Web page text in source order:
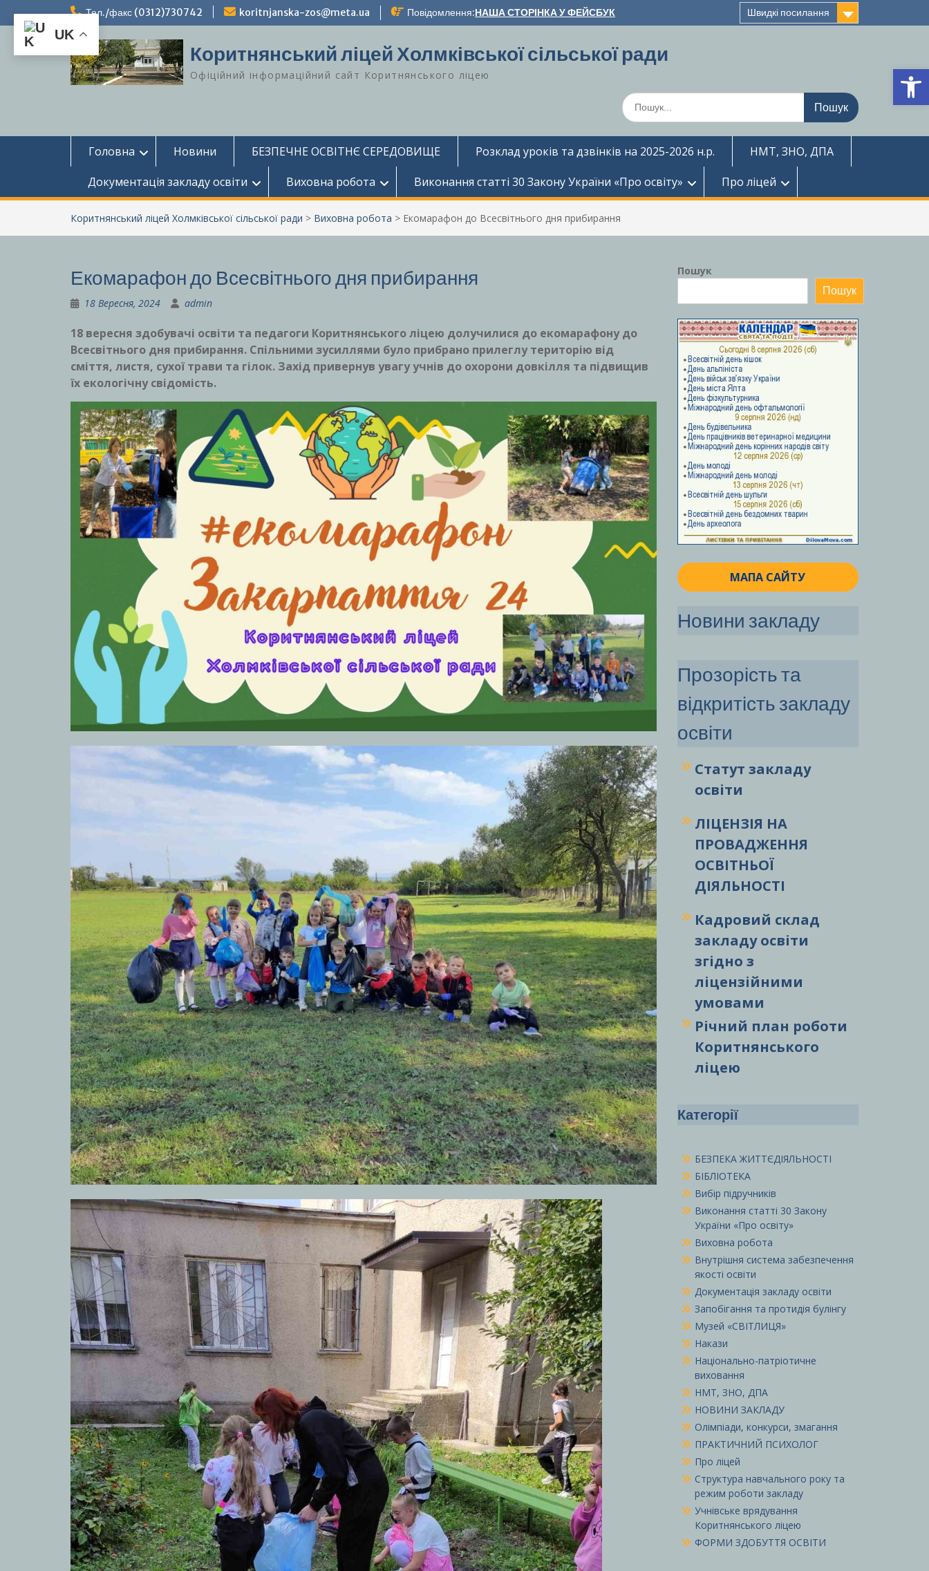
вмісту
Тел./факс (0312)730742 koritnjanska-zos@meta.ua Повідомлення:НАША СТОРІНКА У ФЕЙСБУК Швидкі посилання
Коритнянський ліцей Холмківської сільської ради
Офіційний інформаційний сайт Коритнянського ліцею
Шукати:
Головна Новини БЕЗПЕЧНЕ ОСВІТНЄ СЕРЕДОВИЩЕ Розклад уроків та дзвінків на 2025-2026 н.р.
НМТ, ЗНО, ДПА
Документація закладу освіти
Виховна робота Виконання статті 30 Закону України «Про освіту» Про ліцей
Коритнянський ліцей Холмківської сільської ради > Виховна робота > Екомарафон до Всесвітнього дня прибирання
Екомарафон до Всесвітнього дня прибирання
18 Вересня, 2024 admin
18 вересня здобувачі освіти та педагоги Коритнянського ліцею долучилися до екомарафону до
Всесвітнього дня прибирання. Спільними зусиллями було прибрано прилеглу територію від
сміття, листя, сухої трави та гілок. Захід привернув увагу учнів до охорони довкілля та підвищив
їх екологічну свідомість.
Пошук
Пошук
МАПА САЙТУ
Новини закладу
Прозорість та
відкритість закладу
освіти
Статут закладу
освіти
ЛІЦЕНЗІЯ НА
ПРОВАДЖЕННЯ
ОСВІТНЬОЇ
ДІЯЛЬНОСТІ
Кадровий склад
закладу освіти
згідно з
ліцензійними
умовами
Річний план роботи
Коритнянського
ліцею
Категорії
БЕЗПЕКА ЖИТТЄДІЯЛЬНОСТІ
БІБЛІОТЕКА
Вибір підручників
Виконання статті 30 Закону
України «Про освіту»
Виховна робота
Внутрішня система забезпечення
якості освіти
Документація закладу освіти
Запобігання та протидія булінгу
Музей «СВІТЛИЦЯ»
Накази
Національно-патріотичне
виховання
НМТ, ЗНО, ДПА
НОВИНИ ЗАКЛАДУ
Олімпіади, конкурси, змагання
ПРАКТИЧНИЙ ПСИХОЛОГ
Про ліцей
Структура навчального року та
режим роботи закладу
Учнівське врядування
Коритнянського ліцею
ФОРМИ ЗДОБУТТЯ ОСВІТИ
UK